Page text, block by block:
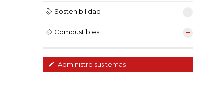
Sostenibilidad
Combustibles
Administre sus temas